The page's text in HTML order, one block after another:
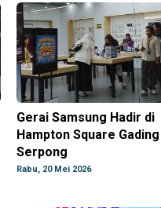
Gerai Samsung Hadir di
Hampton Square Gading
Serpong
Rabu, 20 Mei 2026